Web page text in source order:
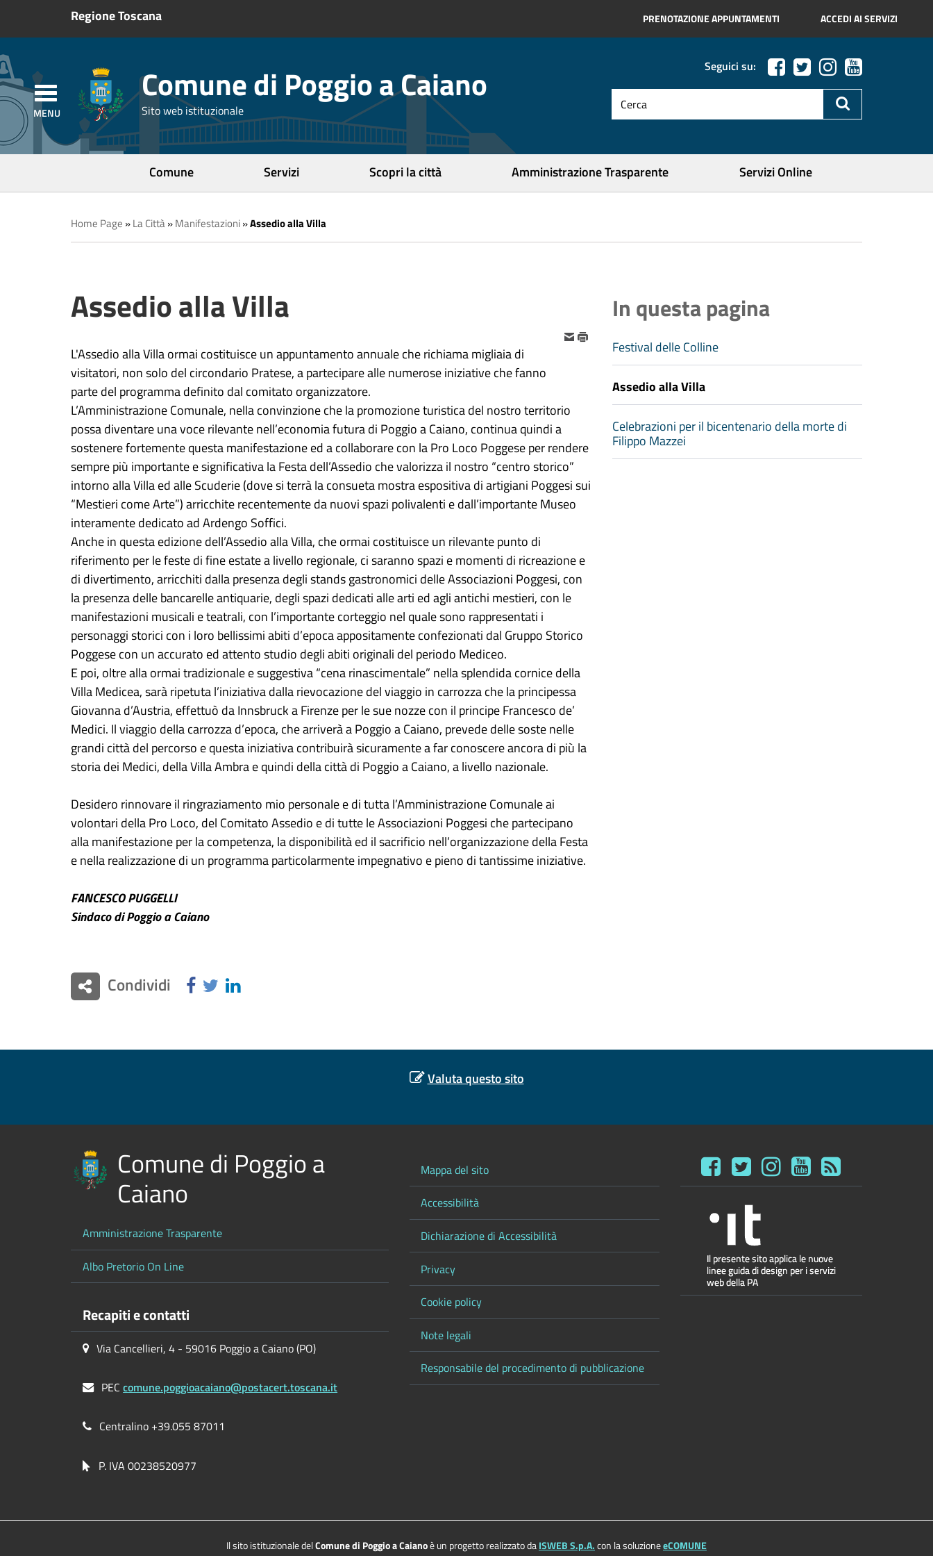
Regione Toscana PRENOTAZIONE APPUNTAMENTI ACCEDI AI SERVIZI
Comune di Poggio a Caiano
Sito web istituzionale
Seguici su:
testo
da
Comune Servizi Scopri la città Amministrazione Trasparente Servizi Online
Home Page »La Città»Manifestazioni»Assedio alla Villa
Assedio alla Villa
L'Assedio alla Villa ormai costituisce un appuntamento annuale che richiama migliaia di
visitatori, non solo del circondario Pratese, a partecipare alle numerose iniziative che fanno
parte del programma definito dal comitato organizzatore.
L’Amministrazione Comunale, nella convinzione che la promozione turistica del nostro territorio
possa diventare una voce rilevante nell’economia futura di Poggio a Caiano, continua quindi a
sostenere fortemente questa manifestazione ed a collaborare con la Pro Loco Poggese per rendere
sempre più importante e significativa la Festa dell’Assedio che valorizza il nostro “centro storico”
intorno alla Villa ed alle Scuderie (dove si terrà la consueta mostra espositiva di artigiani Poggesi sui
“Mestieri come Arte”) arricchite recentemente da nuovi spazi polivalenti e dall’importante Museo
interamente dedicato ad Ardengo Soffici.
Anche in questa edizione dell’Assedio alla Villa, che ormai costituisce un rilevante punto di
riferimento per le feste di fine estate a livello regionale, ci saranno spazi e momenti di ricreazione e
di divertimento, arricchiti dalla presenza degli stands gastronomici delle Associazioni Poggesi, con
la presenza delle bancarelle antiquarie, degli spazi dedicati alle arti ed agli antichi mestieri, con le
manifestazioni musicali e teatrali, con l’importante corteggio nel quale sono rappresentati i
personaggi storici con i loro bellissimi abiti d’epoca appositamente confezionati dal Gruppo Storico
Poggese con un accurato ed attento studio degli abiti originali del periodo Mediceo.
E poi, oltre alla ormai tradizionale e suggestiva “cena rinascimentale” nella splendida cornice della
Villa Medicea, sarà ripetuta l’iniziativa dalla rievocazione del viaggio in carrozza che la principessa
Giovanna d’Austria, effettuò da Innsbruck a Firenze per le sue nozze con il principe Francesco de’
Medici. Il viaggio della carrozza d’epoca, che arriverà a Poggio a Caiano, prevede delle soste nelle
grandi città del percorso e questa iniziativa contribuirà sicuramente a far conoscere ancora di più la
storia dei Medici, della Villa Ambra e quindi della città di Poggio a Caiano, a livello nazionale.
Desidero rinnovare il ringraziamento mio personale e di tutta l’Amministrazione Comunale ai
volontari della Pro Loco, del Comitato Assedio e di tutte le Associazioni Poggesi che partecipano
alla manifestazione per la competenza, la disponibilità ed il sacrificio nell’organizzazione della Festa
e nella realizzazione di un programma particolarmente impegnativo e pieno di tantissime iniziative.
FANCESCO PUGGELLI
Sindaco di Poggio a Caiano
Condividi
In questa pagina
Festival delle Colline
Assedio alla Villa
Celebrazioni per il bicentenario della morte di
Filippo Mazzei
Valuta questo sito
Comune di Poggio a
Caiano
Amministrazione Trasparente
Albo Pretorio On Line
Recapiti e contatti
Via Cancellieri, 4 - 59016 Poggio a Caiano (PO)
PECcomune.poggioacaiano@postacert.toscana.it
Centralino +39.055 87011
P. IVA 00238520977
Mappa del sito
Accessibilità
Dichiarazione di Accessibilità
Privacy
Cookie policy
Note legali
Responsabile del procedimento di pubblicazione
Il sito istituzionale delComune di Poggio a Caianoè un progetto realizzato daISWEB S.p.A.con la soluzioneeCOMUNE